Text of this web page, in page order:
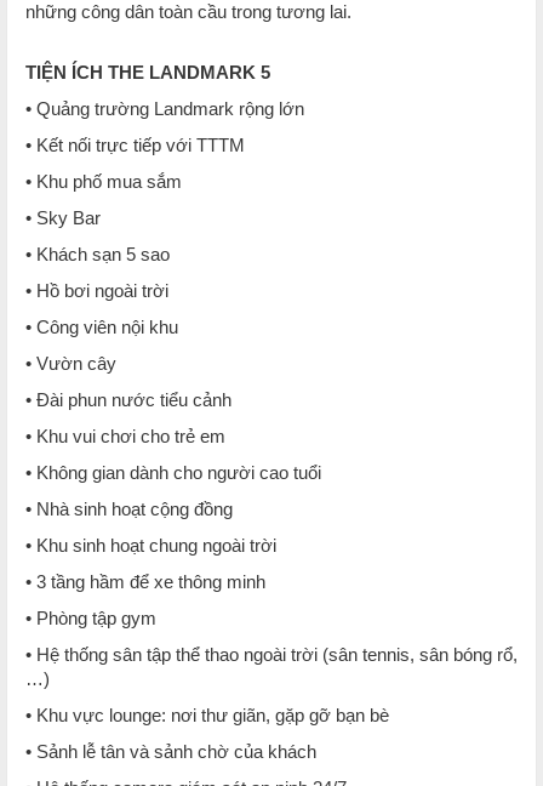
những công dân toàn cầu trong tương lai.
TIỆN ÍCH THE LANDMARK 5
• Quảng trường Landmark rộng lớn
• Kết nối trực tiếp với TTTM
• Khu phố mua sắm
• Sky Bar
• Khách sạn 5 sao
• Hồ bơi ngoài trời
• Công viên nội khu
• Vườn cây
• Đài phun nước tiểu cảnh
• Khu vui chơi cho trẻ em
• Không gian dành cho người cao tuổi
• Nhà sinh hoạt cộng đồng
• Khu sinh hoạt chung ngoài trời
• 3 tầng hầm để xe thông minh
• Phòng tập gym
• Hệ thống sân tập thể thao ngoài trời (sân tennis, sân bóng rổ,
…)
• Khu vực lounge: nơi thư giãn, gặp gỡ bạn bè
• Sảnh lễ tân và sảnh chờ của khách